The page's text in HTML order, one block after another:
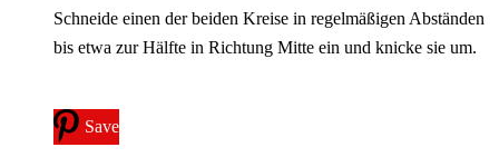
Schneide einen der beiden Kreise in regelmäßigen Abständen
bis etwa zur Hälfte in Richtung Mitte ein und knicke sie um.
Save